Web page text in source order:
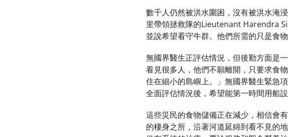
數千人仍然被洪水圍困，沒有被洪水淹
里帶領拯救隊的Lieutenant Harendra
並說希望看守牛群。他們所需的只是食
無國界醫生正評估情況，但後勤方面是
看見很多人，他們不願離開，只要求食
住在細小的島嶼上。」無國界醫生緊急
全面評估情況後，希望能第一時間用船
這些災民的食物儲備正在減少，相信會
的棲身之所，沿著河道延綿到看不見的